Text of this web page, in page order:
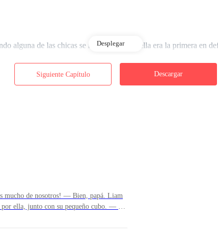
alguna de las chicas se metía conmigo, ella era la primera en
Desplegar
Siguiente Capítulo Descargar
de nosotros! — Bien, papá. Liam
ella, junto con su pequeño cubo. — No
Yo digo. — Quizá podamos volver para